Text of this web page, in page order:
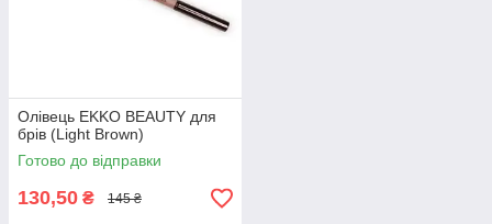
Олівець EKKO BEAUTY для
брів (Light Brown)
Готово до відправки
130,50 ₴ 145 ₴